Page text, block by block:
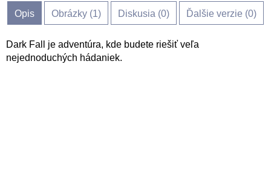
Opis Obrázky (1) Diskusia (0) Ďalšie verzie (0)
Dark Fall je adventúra, kde budete riešiť veľa
nejednoduchých hádaniek.